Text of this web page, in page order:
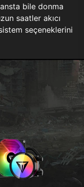
bile donma
saatler akıcı
seçeneklerini